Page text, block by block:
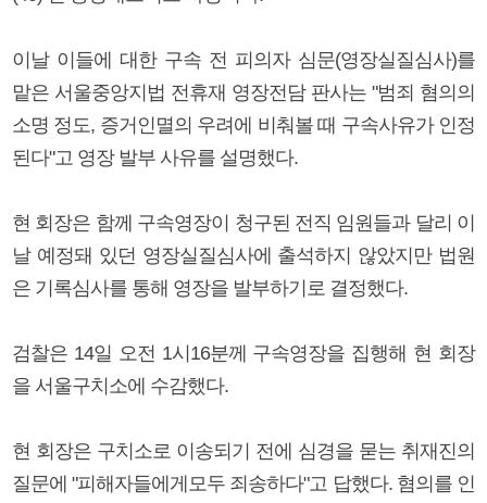
이날 이들에 대한 구속 전 피의자 심문(영장실질심사)를
맡은 서울중앙지법 전휴재 영장전담 판사는 "범죄 혐의의
소명 정도, 증거인멸의 우려에 비춰볼 때 구속사유가 인정
된다"고 영장 발부 사유를 설명했다.
현 회장은 함께 구속영장이 청구된 전직 임원들과 달리 이
날 예정돼 있던 영장실질심사에 출석하지 않았지만 법원
은 기록심사를 통해 영장을 발부하기로 결정했다.
검찰은 14일 오전 1시16분께 구속영장을 집행해 현 회장
을 서울구치소에 수감했다.
현 회장은 구치소로 이송되기 전에 심경을 묻는 취재진의
질문에 "피해자들에게모두 죄송하다"고 답했다. 혐의를 인